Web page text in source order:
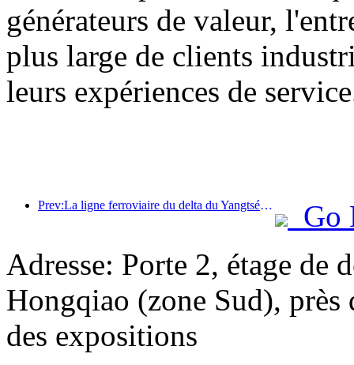
générateurs de valeur,
plus large de clients
leurs expériences de
Prev:La ligne ferroviaire du delta du Yangtsé a transporté plus de 21,38 millions de passagers pendant les vacances du 1er mai.
Go
Adresse: Porte 2, étage de
Hongqiao (zone Sud), près
des expositions